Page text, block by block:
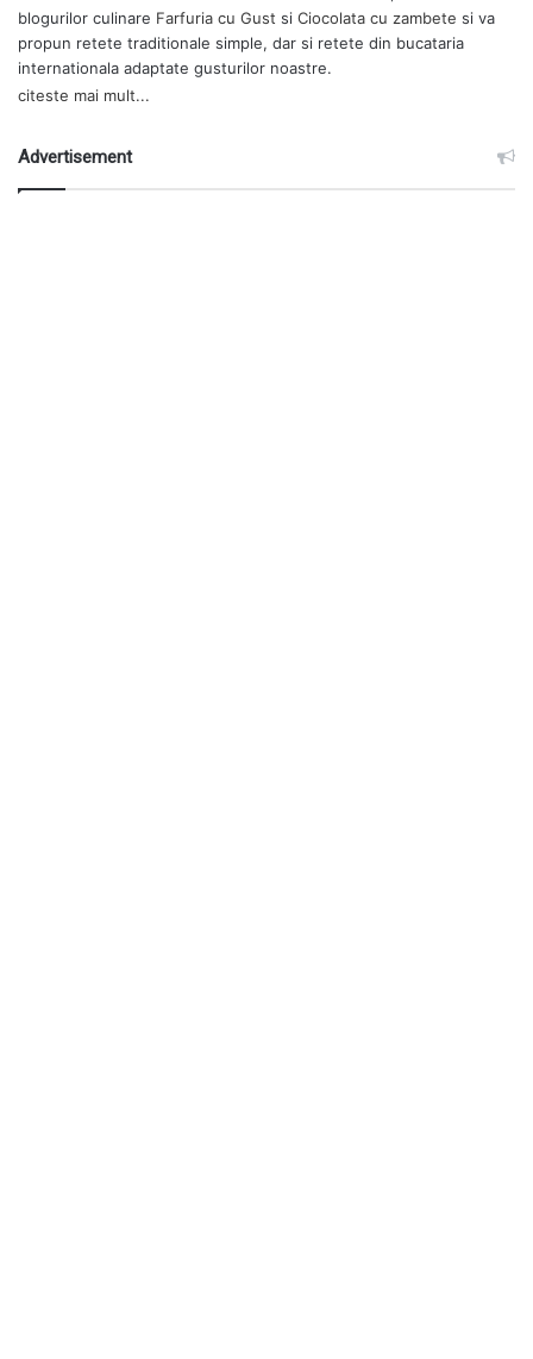
blogurilor culinare Farfuria cu Gust si Ciocolata cu zambete si va
propun retete traditionale simple, dar si retete din bucataria
internationala adaptate gusturilor noastre.
citeste mai mult...
Advertisement